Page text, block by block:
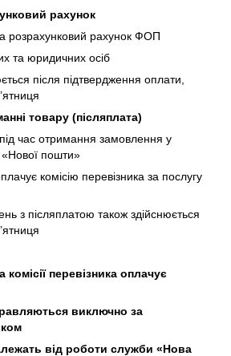
рахунок
розрахунковий рахунок ФОП
та юридичних осіб
після підтвердження оплати,
товару (післяплата)
час отримання замовлення у
«Нової пошти»
комісію перевізника за послугу
з післяплатою також здійснюється
комісії перевізника оплачує
виключно за
від роботи служби «Нова